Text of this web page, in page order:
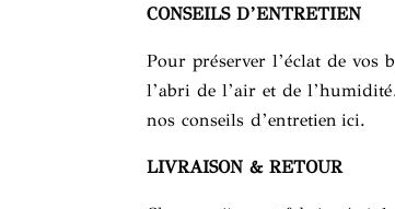
CONSEILS D’ENTRETIEN
Pour préserver l’éclat de vos
l’abri de l’air et de
nos conseils d’entretienici.
LIVRAISON & RETOUR